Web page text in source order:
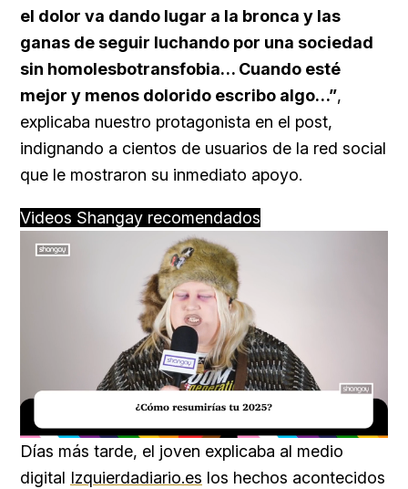
el dolor va dando lugar a la bronca y las
ganas de seguir luchando por una sociedad
sin homolesbotransfobia… Cuando esté
mejor y menos dolorido escribo algo…”,
explicaba nuestro protagonista en el post,
indignando a cientos de usuarios de la red social
que le mostraron su inmediato apoyo.
Videos Shangay recomendados
Unmute Loaded:
18.59%
Días más tarde, el joven explicaba al medio
digital Izquierdadiario.es los hechos acontecidos